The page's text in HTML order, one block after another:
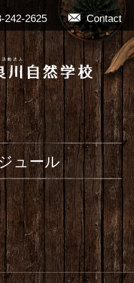
Contact
242-2625
ュール